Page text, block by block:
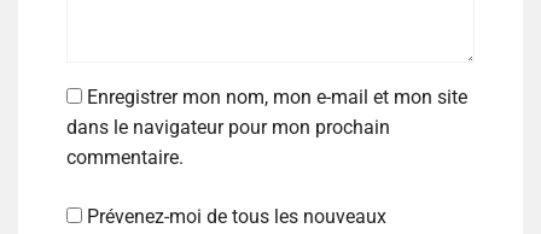
Enregistrer mon nom, mon e-mail et mon site
dans le navigateur pour mon prochain
commentaire.
Prévenez-moi de tous les nouveaux